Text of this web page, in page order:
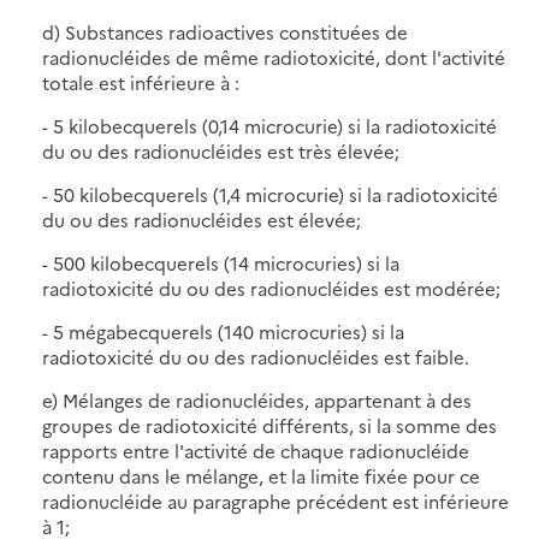
d) Substances radioactives constituées de
radionucléides de même radiotoxicité, dont l'activité
totale est inférieure à :
- 5 kilobecquerels (0,14 microcurie) si la radiotoxicité
du ou des radionucléides est très élevée;
- 50 kilobecquerels (1,4 microcurie) si la radiotoxicité
du ou des radionucléides est élevée;
- 500 kilobecquerels (14 microcuries) si la
radiotoxicité du ou des radionucléides est modérée;
- 5 mégabecquerels (140 microcuries) si la
radiotoxicité du ou des radionucléides est faible.
e) Mélanges de radionucléides, appartenant à des
groupes de radiotoxicité différents, si la somme des
rapports entre l'activité de chaque radionucléide
contenu dans le mélange, et la limite fixée pour ce
radionucléide au paragraphe précédent est inférieure
à 1;